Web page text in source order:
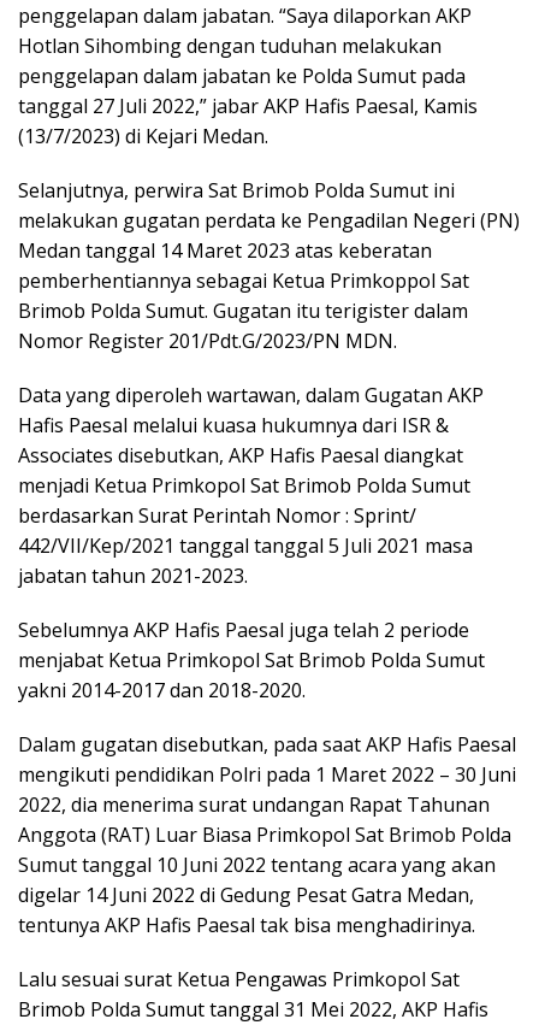
penggelapan dalam jabatan. “Saya dilaporkan AKP
Hotlan Sihombing dengan tuduhan melakukan
penggelapan dalam jabatan ke Polda Sumut pada
tanggal 27 Juli 2022,” jabar AKP Hafis Paesal, Kamis
(13/7/2023) di Kejari Medan.
Selanjutnya, perwira Sat Brimob Polda Sumut ini
melakukan gugatan perdata ke Pengadilan Negeri (PN)
Medan tanggal 14 Maret 2023 atas keberatan
pemberhentiannya sebagai Ketua Primkoppol Sat
Brimob Polda Sumut. Gugatan itu terigister dalam
Nomor Register 201/Pdt.G/2023/PN MDN.
Data yang diperoleh wartawan, dalam Gugatan AKP
Hafis Paesal melalui kuasa hukumnya dari ISR &
Associates disebutkan, AKP Hafis Paesal diangkat
menjadi Ketua Primkopol Sat Brimob Polda Sumut
berdasarkan Surat Perintah Nomor : Sprint/
442/VII/Kep/2021 tanggal tanggal 5 Juli 2021 masa
jabatan tahun 2021-2023.
Sebelumnya AKP Hafis Paesal juga telah 2 periode
menjabat Ketua Primkopol Sat Brimob Polda Sumut
yakni 2014-2017 dan 2018-2020.
Dalam gugatan disebutkan, pada saat AKP Hafis Paesal
mengikuti pendidikan Polri pada 1 Maret 2022 – 30 Juni
2022, dia menerima surat undangan Rapat Tahunan
Anggota (RAT) Luar Biasa Primkopol Sat Brimob Polda
Sumut tanggal 10 Juni 2022 tentang acara yang akan
digelar 14 Juni 2022 di Gedung Pesat Gatra Medan,
tentunya AKP Hafis Paesal tak bisa menghadirinya.
Lalu sesuai surat Ketua Pengawas Primkopol Sat
Brimob Polda Sumut tanggal 31 Mei 2022, AKP Hafis